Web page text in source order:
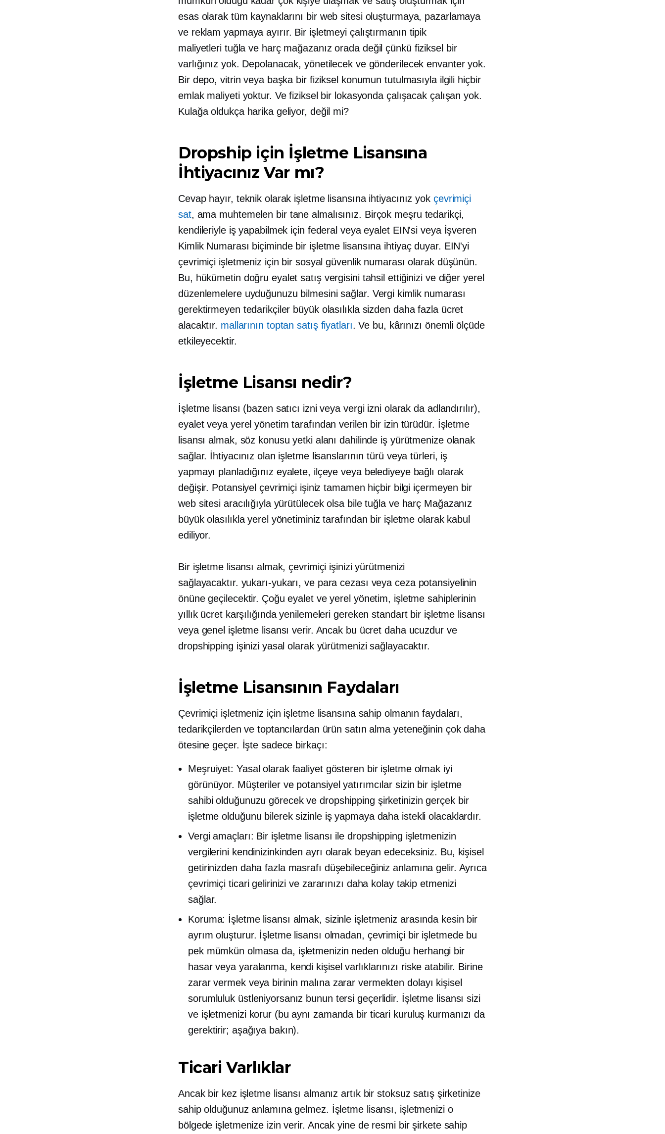
esas olarak tüm kaynaklarını bir web sitesi oluşturmaya, pazarlamaya
ve reklam yapmaya ayırır. Bir işletmeyi çalıştırmanın tipik
maliyetleri tuğla ve harçmağazanız orada değil çünkü fiziksel bir
varlığınız yok. Depolanacak, yönetilecek ve gönderilecek envanter yok.
Bir depo, vitrin veya başka bir fiziksel konumun tutulmasıyla ilgili hiçbir
emlak maliyeti yoktur. Ve fiziksel bir lokasyonda çalışacak çalışan yok.
Kulağa oldukça harika geliyor, değil mi?
Dropship için İşletme Lisansına
İhtiyacınız Var mı?
Cevap hayır, teknik olarak işletme lisansına ihtiyacınız yok çevrimiçi
sat, ama muhtemelen bir tane almalısınız. Birçok meşru tedarikçi,
kendileriyle iş yapabilmek için federal veya eyalet EIN'si veya İşveren
Kimlik Numarası biçiminde bir işletme lisansına ihtiyaç duyar. EIN'yi
çevrimiçi işletmeniz için bir sosyal güvenlik numarası olarak düşünün.
Bu, hükümetin doğru eyalet satış vergisini tahsil ettiğinizi ve diğer yerel
düzenlemelere uyduğunuzu bilmesini sağlar. Vergi kimlik numarası
gerektirmeyen tedarikçiler büyük olasılıkla sizden daha fazla ücret
alacaktır. mallarının toptan satış fiyatları. Ve bu, kârınızı önemli ölçüde
etkileyecektir.
İşletme Lisansı nedir?
İşletme lisansı (bazen satıcı izni veya vergi izni olarak da adlandırılır),
eyalet veya yerel yönetim tarafından verilen bir izin türüdür. İşletme
lisansı almak, söz konusu yetki alanı dahilinde iş yürütmenize olanak
sağlar. İhtiyacınız olan işletme lisanslarının türü veya türleri, iş
yapmayı planladığınız eyalete, ilçeye veya belediyeye bağlı olarak
değişir. Potansiyel çevrimiçi işiniz tamamen hiçbir bilgi içermeyen bir
web sitesi aracılığıyla yürütülecek olsa biletuğla ve harç Mağazanız
büyük olasılıkla yerel yönetiminiz tarafından bir işletme olarak kabul
ediliyor.
Bir işletme lisansı almak, çevrimiçi işinizi yürütmenizi
sağlayacaktır. yukarı-yukarı, ve para cezası veya ceza potansiyelinin
önüne geçilecektir. Çoğu eyalet ve yerel yönetim, işletme sahiplerinin
yıllık ücret karşılığında yenilemeleri gereken standart bir işletme lisansı
veya genel işletme lisansı verir. Ancak bu ücret daha ucuzdur ve
dropshipping işinizi yasal olarak yürütmenizi sağlayacaktır.
İşletme Lisansının Faydaları
Çevrimiçi işletmeniz için işletme lisansına sahip olmanın faydaları,
tedarikçilerden ve toptancılardan ürün satın alma yeteneğinin çok daha
ötesine geçer. İşte sadece birkaçı:
Meşruiyet: Yasal olarak faaliyet gösteren bir işletme olmak iyi
görünüyor. Müşteriler ve potansiyel yatırımcılar sizin bir işletme
sahibi olduğunuzu görecek ve dropshipping şirketinizin gerçek bir
işletme olduğunu bilerek sizinle iş yapmaya daha istekli olacaklardır.
Vergi amaçları: Bir işletme lisansı ile dropshipping işletmenizin
vergilerini kendinizinkinden ayrı olarak beyan edeceksiniz. Bu, kişisel
getirinizden daha fazla masrafı düşebileceğiniz anlamına gelir. Ayrıca
çevrimiçi ticari gelirinizi ve zararınızı daha kolay takip etmenizi
sağlar.
Koruma: İşletme lisansı almak, sizinle işletmeniz arasında kesin bir
ayrım oluşturur. İşletme lisansı olmadan, çevrimiçi bir işletmede bu
pek mümkün olmasa da, işletmenizin neden olduğu herhangi bir
hasar veya yaralanma, kendi kişisel varlıklarınızı riske atabilir. Birine
zarar vermek veya birinin malına zarar vermekten dolayı kişisel
sorumluluk üstleniyorsanız bunun tersi geçerlidir. İşletme lisansı sizi
ve işletmenizi korur (bu aynı zamanda bir ticari kuruluş kurmanızı da
gerektirir; aşağıya bakın).
Ticari Varlıklar
Ancak bir kez işletme lisansı almanız artık bir stoksuz satış şirketinize
sahip olduğunuz anlamına gelmez. İşletme lisansı, işletmenizi o
bölgede işletmenize izin verir. Ancak yine de resmi bir şirkete sahip